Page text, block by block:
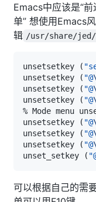
Emacs中应该是“
单” 想使用Emacs
辑 /usr/share/
unsetsetkey (
unsetsetkey
( "@
unsetsetkey
( "@
unsetsetkey
( "@
% Mode menu
unsetsetkey
( "@
unsetsetkey
( "@
unsetsetkey
( "@
unset_setkey
(
可以根据自己的需